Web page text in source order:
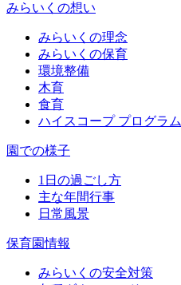
みらいくの想い
みらいくの理念
みらいくの保育
環境整備
木育
食育
ハイスコープ プログラム
園での様子
1日の過ごし方
主な年間行事
日常風景
保育園情報
みらいくの安全対策